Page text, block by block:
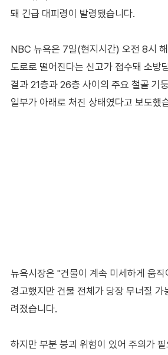
돼 긴급 대피령이 발령됐습니다.
NBC 뉴욕은 7일(현지시간) 오전 8시
도로로 떨어진다는 신고가 접수돼 소방
결과 21층과 26층 사이의 주요 철골 기
일부가 아래로 처진 상태였다고 보도했
뉴욕시장은 "건물이 계속 미세하게 움
경고했지만 건물 전체가 당장 무너질 가
려졌습니다.
하지만 부분 붕괴 위험이 있어 주의가